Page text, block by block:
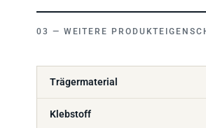
WEITERE
Trägermaterial
Klebstoff